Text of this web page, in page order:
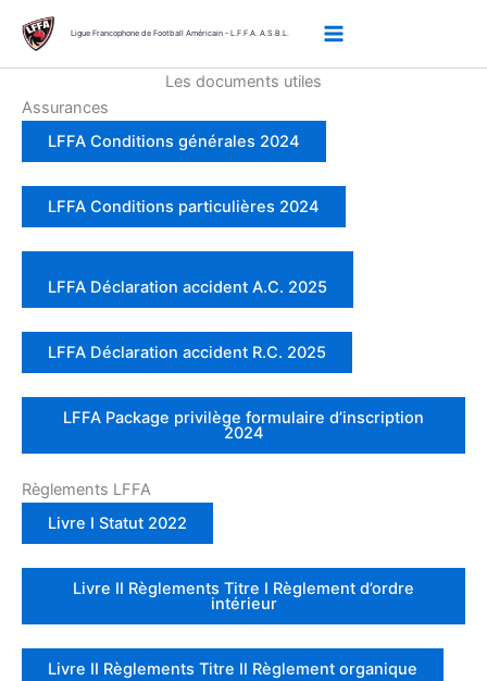
contenu
Ligue Francophone de Football Américain - L.F.F.A. A.S.B.L.
Les documents utiles
Assurances
LFFA Conditions générales 2024
LFFA Conditions particulières 2024
LFFA Déclaration accident A.C. 2025
LFFA Déclaration accident R.C. 2025
LFFA Package privilège formulaire d’inscription
2024
Règlements LFFA
Livre I Statut 2022
Livre II Règlements Titre I Règlement d’ordre
intérieur
Livre II Règlements Titre II Règlement organique